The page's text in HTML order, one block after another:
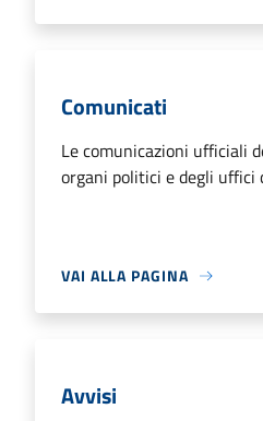
Comunicati
Le comunicazioni ufficiali
organi politici e degli uffici
VAI ALLA PAGINA
Avvisi